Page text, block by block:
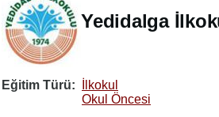
Yedidalga
Eğitim Türü
İlkokul
Okul Öncesi